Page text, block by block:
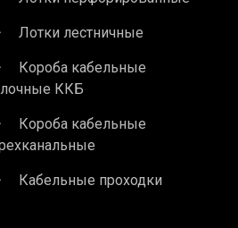
Лотки лестничные
Короба кабельные
ККБ
Короба кабельные
Кабельные проходки